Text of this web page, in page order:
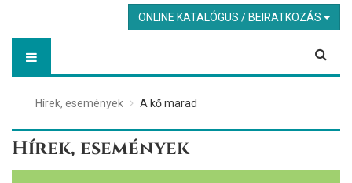
ONLINE KATALÓGUS / BEIRATKOZÁS
Hírek, események A kő marad
Hírek, események